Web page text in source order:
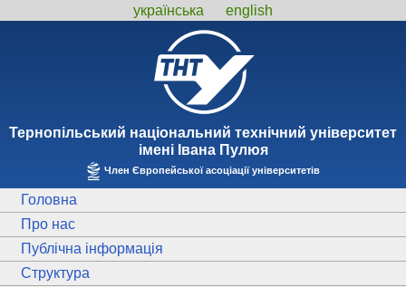
українська english
Тернопiльський національний технiчний унiверситет
iменi Iвана Пулюя
Член Європейської асоціації університетів
Головна
Про нас
Публічна інформація
Структура